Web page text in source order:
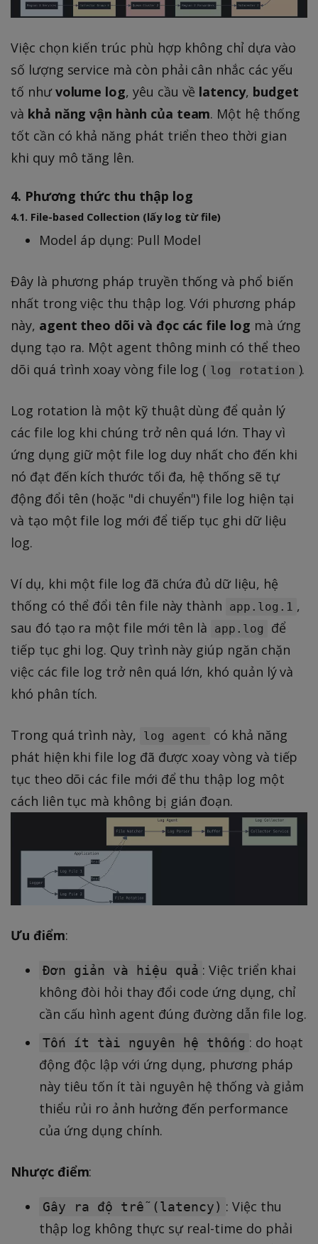
Việc chọn kiến trúc phù hợp không chỉ dựa vào
số lượng service mà còn phải cân nhắc các yếu
tố nhưvolume log, yêu cầu về latency, budget
và khả năng vận hành của team. Một hệ thống
tốt cần có khả năng phát triển theo thời gian
khi quy mô tăng lên.
4. Phương thức thu thập log
4.1. File-based Collection (lấy log từ file)
Model áp dụng: Pull Model
Đây là phương pháp truyền thống và phổ biến
nhất trong việc thu thập log. Với phương pháp
này, agent theo dõi và đọc các file log mà ứng
dụng tạo ra. Một agent thông minh có thể theo
dõi quá trình xoay vòng file log ( log rotation ).
Log rotation là một kỹ thuật dùng để quản lý
các file log khi chúng trở nên quá lớn. Thay vì
ứng dụng giữ một file log duy nhất cho đến khi
nó đạt đến kích thước tối đa, hệ thống sẽ tự
động đổi tên (hoặc "di chuyển") file log hiện tại
và tạo một file log mới để tiếp tục ghi dữ liệu
log.
Ví dụ, khi một file log đã chứa đủ dữ liệu, hệ
thống có thể đổi tên file này thành
app.log.1 ,
sau đó tạo ra một file mới tên là
app.log
để
tiếp tục ghi log. Quy trình này giúp ngăn chặn
việc các file log trở nên quá lớn, khó quản lý và
khó phân tích.
Trong quá trình này, log agent
có khả năng
phát hiện khi file log đã được xoay vòng và tiếp
tục theo dõi các file mới để thu thập log một
cách liên tục mà không bị gián đoạn.
Ưu điểm:
Đơn giản và hiệu quả : Việc triển khai
không đòi hỏi thay đổi code ứng dụng, chỉ
cần cấu hình agent đúng đường dẫn file log.
Tốn ít tài nguyên hệ thống : do hoạt
động độc lập với ứng dụng, phương pháp
này tiêu tốn ít tài nguyên hệ thống và giảm
thiểu rủi ro ảnh hưởng đến performance
của ứng dụng chính.
Nhược điểm:
Gây ra độ trễ (latency) : Việc thu
thập log không thực sự real-time do phải